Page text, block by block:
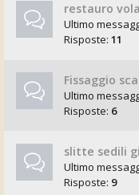
restauro
Ultimo
Risposte: 11
Fissaggio
Ultimo
Risposte: 6
slitte sedili
Ultimo
Risposte: 9